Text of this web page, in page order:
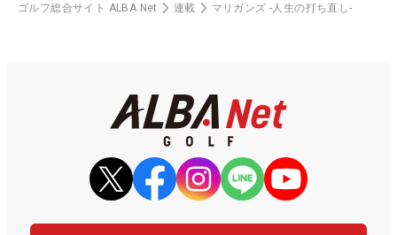
ゴルフ総合サイト ALBA Net 連載 マリガンズ -人生の打ち直し-